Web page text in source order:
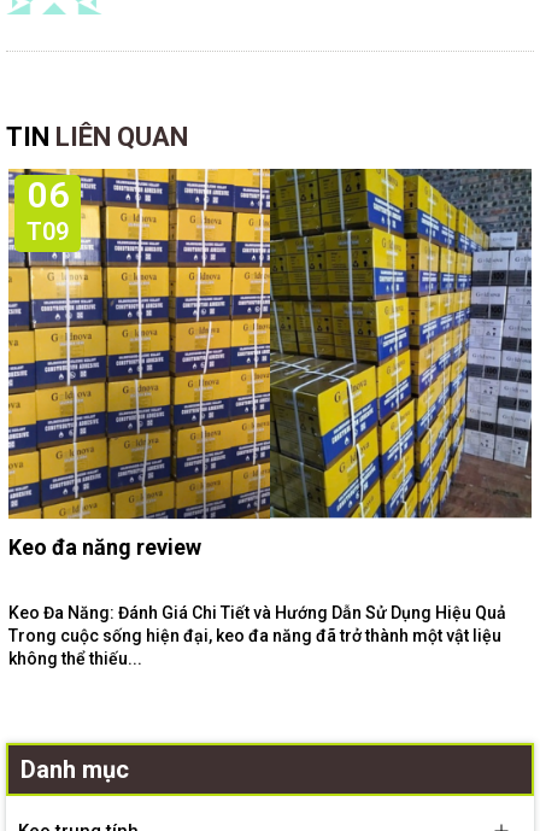
TIN LIÊN QUAN
06
T09
Keo đa năng review
Keo Đa Năng: Đánh Giá Chi Tiết và Hướng Dẫn Sử Dụng Hiệu Quả
Trong cuộc sống hiện đại, keo đa năng đã trở thành một vật liệu
không thể thiếu...
Danh mục